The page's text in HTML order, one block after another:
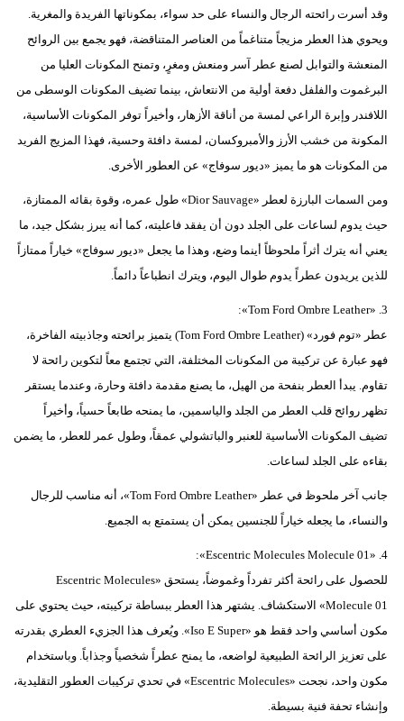
وقد أسرت رائحته الرجال والنساء على حد سواء، بمكوناتها الفريدة والمغرية.
ويحوي هذا العطر مزيجاً متناغماً من العناصر المتناقضة، فهو يجمع بين الروائح
المنعشة والتوابل لصنع عطر آسر ومنعش ومغرٍ، وتمنح المكونات العليا من
البرغموت والفلفل دفعة أولية من الانتعاش، بينما تضيف المكونات الوسطى من
اللافندر وإبرة الراعي لمسة من أناقة الأزهار، وأخيراً توفر المكونات الأساسية،
المكونة من خشب الأرز والأمبروكسان، لمسة دافئة وحسية، فهذا المزيج الفريد
من المكونات هو ما يميز «ديور سوفاج» عن العطور الأخرى.
ومن السمات البارزة لعطر «Dior Sauvage» طول عمره، وقوة بقائه الممتازة،
حيث يدوم لساعات على الجلد دون أن يفقد فاعليته، كما أنه يبرز بشكل جيد، ما
يعني أنه يترك أثراً ملحوظاً أينما وضع، وهذا ما يجعل «ديور سوفاج» خياراً ممتازاً
للذين يريدون عطراً يدوم طوال اليوم، ويترك انطباعاً دائماً.
3. «Tom Ford Ombre Leather»:
عطر «توم فورد» (Tom Ford Ombre Leather) يتميز برائحته وجاذبيته الفاخرة،
فهو عبارة عن تركيبة من المكونات المختلفة، التي تجتمع معاً لتكوين رائحة لا
تقاوم. يبدأ العطر بنفحة من الهيل، ما يصنع مقدمة دافئة وحارة، وعندما يستقر
تظهر روائح قلب العطر من الجلد والياسمين، ما يمنحه طابعاً حسياً، وأخيراً
تضيف المكونات الأساسية للعنبر والباتشولي عمقاً، وطول عمر للعطر، ما يضمن
بقاءه على الجلد لساعات.
جانب آخر ملحوظ في عطر «Tom Ford Ombre Leather»، أنه مناسب للرجال
والنساء، ما يجعله خياراً للجنسين يمكن أن يستمتع به الجميع.
4. «Escentric Molecules Molecule 01»:
للحصول على رائحة أكثر تفرداً وغموضاً، يستحق «Escentric Molecules
Molecule 01» الاستكشاف. يشتهر هذا العطر ببساطة تركيبته، حيث يحتوي على
مكون أساسي واحد فقط هو «Iso E Super». ويُعرف هذا الجزيء العطري بقدرته
على تعزيز الرائحة الطبيعية لواضعه، ما يمنح عطراً شخصياً وجذاباً. وباستخدام
مكون واحد، نجحت «Escentric Molecules» في تحدي تركيبات العطور التقليدية،
وإنشاء تحفة فنية بسيطة.